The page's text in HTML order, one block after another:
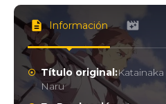
Información
Título original:
Naru